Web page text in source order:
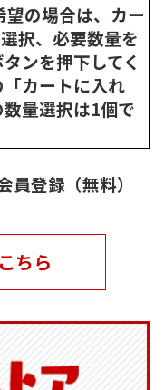
の場合は、カー
択、必要数量を
ンを押下してく
カートに入れ
量選択は1個で
登録（無料）
ちら